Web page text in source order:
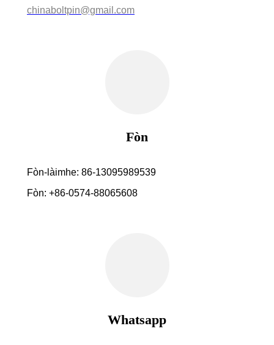
chinaboltpin@gmail.com
Fòn
Fòn-làimhe: 86-13095989539
Fòn: +86-0574-88065608
Whatsapp